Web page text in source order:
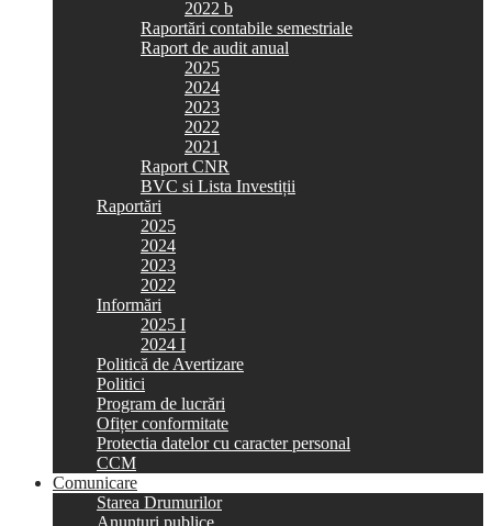
2022 b
Raportări contabile semestriale
Raport de audit anual
2025
2024
2023
2022
2021
Raport CNR
BVC si Lista Investiții
Raportări
2025
2024
2023
2022
Informări
2025 I
2024 I
Politică de Avertizare
Politici
Program de lucrări
Ofițer conformitate
Protectia datelor cu caracter personal
CCM
Comunicare
Starea Drumurilor
Anunţuri publice